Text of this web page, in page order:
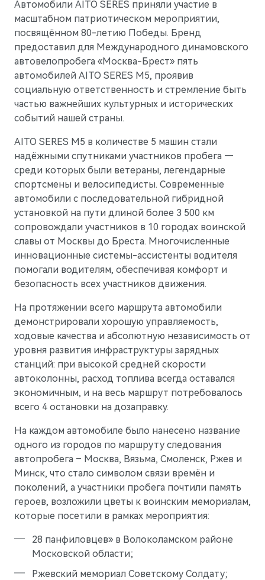
M5Стильный спортивный кроссовер
от 5 800 000 ₽
M7Представительский кроссовер
от 6 090 000 ₽
AITO
M5 Стильный спортивный кроссовер
Правовые документы
Гарантия
Руководства по эксплуатации
АКСЕССУАРЫ
Коллекция
Технические аксессуары
Колеса в сборе
Телематические системы
Системы зарядки
Новости дилерского центра
Новости компании
СМИ о нас
Блогеры о нас
ПАРТНЕРЫ
МТС
PlayAuto
Автомобили AITO SERES приняли участие в
масштабном патриотическом мероприятии,
посвящённом 80-летию Победы. Бренд
предоставил для Международного динамовского
автовелопробега «Москва-Брест» пять
автомобилей AITO SERES M5, проявив
социальную ответственность и стремление быть
частью важнейших культурных и исторических
событий нашей страны.
AITO SERES M5 в количестве 5 машин стали
надёжными спутниками участников пробега —
среди которых были ветераны, легендарные
спортсмены и велосипедисты. Современные
автомобили с последовательной гибридной
установкой на пути длиной более 3 500 км
сопровождали участников в 10 городах воинской
славы от Москвы до Бреста. Многочисленные
инновационные системы-ассистенты водителя
помогали водителям, обеспечивая комфорт и
безопасность всех участников движения.
На протяжении всего маршрута автомобили
демонстрировали хорошую управляемость,
ходовые качества и абсолютную независимость от
уровня развития инфраструктуры зарядных
станций: при высокой средней скорости
автоколонны, расход топлива всегда оставался
экономичным, и на весь маршрут потребовалось
всего 4 остановки на дозаправку.
На каждом автомобиле было нанесено название
одного из городов по маршруту следования
автопробега – Москва, Вязьма, Смоленск, Ржев и
Минск, что стало символом связи времён и
поколений, а участники пробега почтили память
героев, возложили цветы к воинским мемориалам,
которые посетили в рамках мероприятия:
28 панфиловцев» в Волоколамском районе
Московской области;
Ржевский мемориал Советскому Солдату;